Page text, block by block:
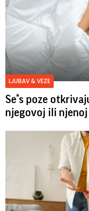
LJUBAV & VEZE
Se*s poze
njegovoj ili